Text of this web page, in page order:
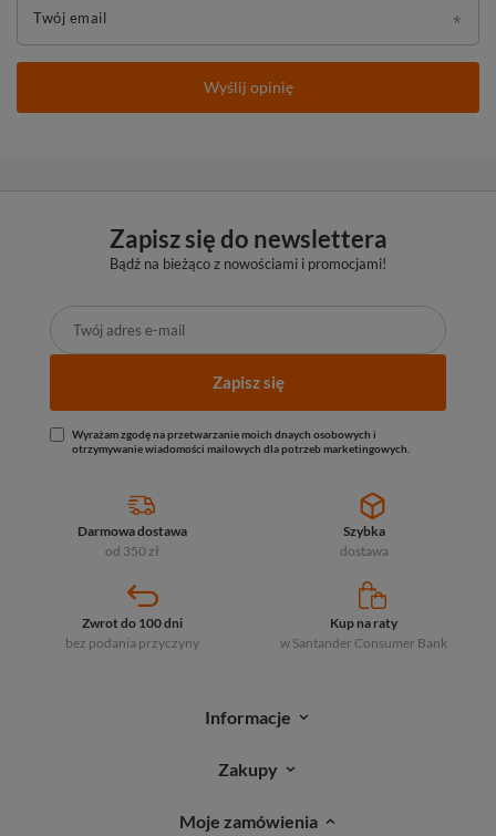
Twój email
Wyślij opinię
Zapisz się do newslettera
Bądź na bieżąco z nowościami i promocjami!
Zapisz się
Wyrażam zgodę na przetwarzanie moich dnaych osobowych i
otrzymywanie wiadomości mailowych dla potrzeb marketingowych.
Darmowa dostawa
od 350 zł
Szybka
dostawa
Zwrot do 100 dni
bez podania przyczyny
Kup na raty
w Santander Consumer Bank
Informacje
Zakupy
Moje zamówienia